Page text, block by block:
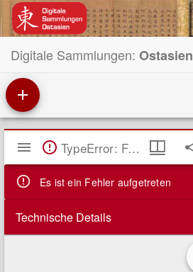
Digitale Sammlungen: Ostasien
Mirador
Viewer TypeError: Failed to fetch
Es ist ein Fehler aufgetreten
Technische Details